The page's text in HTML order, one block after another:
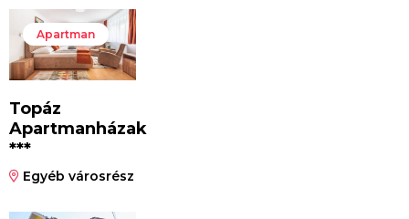
Apartman
Topáz
Apartmanházak
***
Egyéb városrész